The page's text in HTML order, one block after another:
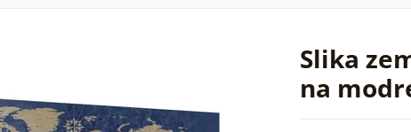
Slika
na